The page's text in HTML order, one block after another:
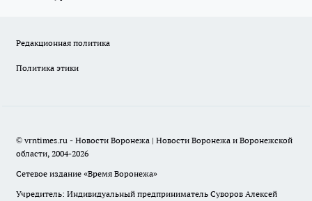
Редакционная политика
Политика этики
© vrntimes.ru - Новости Воронежа | Новости Воронежа и Воронежской
области, 2004-2026
Сетевое издание «Время Воронежа»
Учредитель: Индивидуальный предприниматель Суворов Алексей